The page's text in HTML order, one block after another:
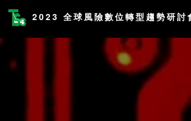
2023 全球風險數位轉型趨勢研討